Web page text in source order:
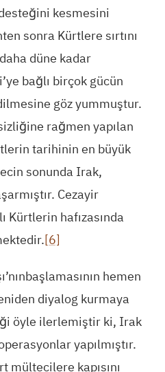
kesmesini
sonra Kürtlere sırtını
düne kadar
bağlı birçok gücün
göz yummuştur.
rağmen yapılan
tarihinin en büyük
sonunda Irak,
Cezayir
Kürtlerin hafızasında
[6]
hemen
diyalog kurmaya
öyle ilerlemiştir ki, Irak
yapılmıştır.
mültecilere kapısını